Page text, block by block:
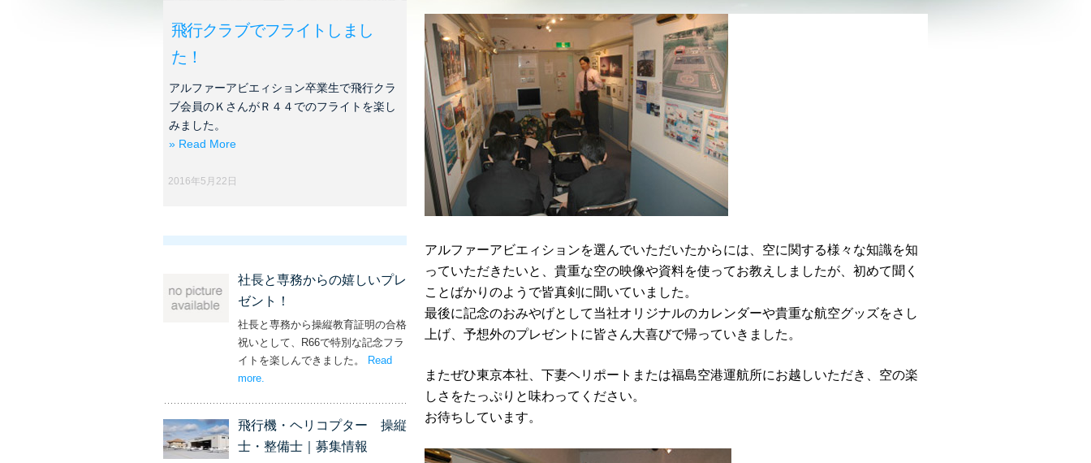
アルファーアビエィションを選んでいただいたからには、空に関する様々な知識を知
っていただきたいと、貴重な空の映像や資料を使ってお教えしましたが、初めて聞く
ことばかりのようで皆真剣に聞いていました。
最後に記念のおみやげとして当社オリジナルのカレンダーや貴重な航空グッズをさし
上げ、予想外のプレゼントに皆さん大喜びで帰っていきました。
またぜひ東京本社、下妻ヘリポートまたは福島空港運航所にお越しいただき、空の楽
しさをたっぷりと味わってください。
お待ちしています。
飛行クラブでフライトしまし
た！
アルファーアビエィション卒業生で飛行クラ
ブ会員のＫさんがＲ４４でのフライトを楽し
みました。
» Read More
2016年5月22日
社長と専務からの嬉しいプレ
ゼント！
社長と専務から操縦教育証明の合格
祝いとして、R66で特別な記念フラ
イトを楽しんできました。
Read
more– ‘社長と専務からの嬉しいプレゼント！’
.
飛行機・ヘリコプター 操縦
士・整備士｜募集情報